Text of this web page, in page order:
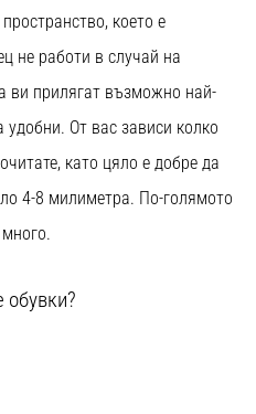
което е
не работи в случай на
ви прилягат възможно най-
От вас зависи колко
като цяло е добре да
4-8 милиметра. По-голямото
обувки?